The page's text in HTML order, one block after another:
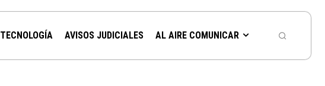
TECNOLOGÍA AVISOS JUDICIALES AL AIRE COMUNICAR